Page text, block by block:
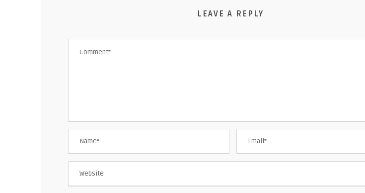
LEAVE A REPLY